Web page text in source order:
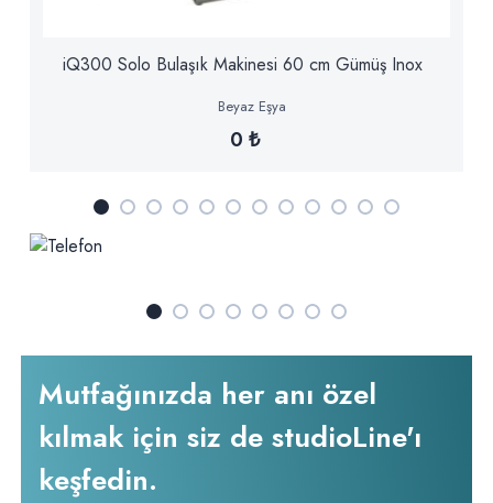
iQ300 Solo Bulaşık Makinesi 60 cm Gümüş Inox
Beyaz Eşya
0 ₺
Mutfağınızda her anı özel
kılmak için siz de studioLine'ı
keşfedin.